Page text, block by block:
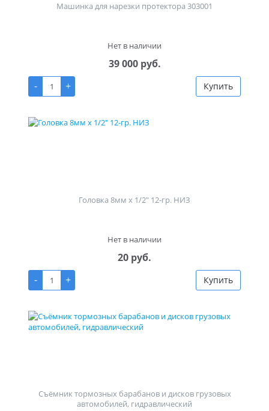
Машинка для нарезки протектора 303001
Нет в наличии
39 000 руб.
-
+ Купить
Головка 8мм х 1/2" 12-гр. НИЗ
Нет в наличии
20 руб.
-
+ Купить
Съёмник тормозных барабанов и дисков грузовых
автомобилей, гидравлический